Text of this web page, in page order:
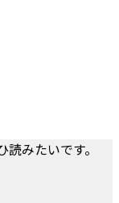
みたいです。